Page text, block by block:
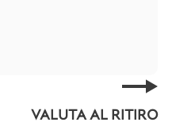
VALUTA AL RITIRO